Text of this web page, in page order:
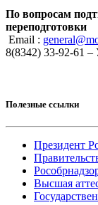
По вопросам
переподготовки
Email :
8(8342) 33-92-61 –
Полезные ссылки
Президент
Высшая